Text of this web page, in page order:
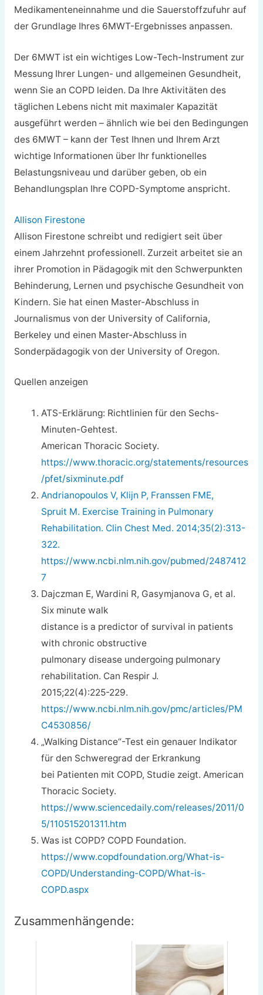
Medikamenteneinnahme und die Sauerstoffzufuhr auf
der Grundlage Ihres 6MWT-Ergebnisses anpassen.
Der 6MWT ist ein wichtiges Low-Tech-Instrument zur
Messung Ihrer Lungen- und allgemeinen Gesundheit,
wenn Sie an COPD leiden. Da Ihre Aktivitäten des
täglichen Lebens nicht mit maximaler Kapazität
ausgeführt werden – ähnlich wie bei den Bedingungen
des 6MWT – kann der Test Ihnen und Ihrem Arzt
wichtige Informationen über Ihr funktionelles
Belastungsniveau und darüber geben, ob ein
Behandlungsplan Ihre COPD-Symptome anspricht.
Allison Firestone
Allison Firestone schreibt und redigiert seit über
einem Jahrzehnt professionell. Zurzeit arbeitet sie an
ihrer Promotion in Pädagogik mit den Schwerpunkten
Behinderung, Lernen und psychische Gesundheit von
Kindern. Sie hat einen Master-Abschluss in
Journalismus von der University of California,
Berkeley und einen Master-Abschluss in
Sonderpädagogik von der University of Oregon.
Quellen anzeigen
ATS-Erklärung: Richtlinien für den Sechs-
Minuten-Gehtest.
American Thoracic Society.
https://www.thoracic.org/statements/resources
/pfet/sixminute.pdf
Andrianopoulos V, Klijn P, Franssen FME,
Spruit M. Exercise Training in Pulmonary
Rehabilitation. Clin Chest Med. 2014;35(2):313-
322.
https://www.ncbi.nlm.nih.gov/pubmed/2487412
7
Dajczman E, Wardini R, Gasymjanova G, et al.
Six minute walk
distance is a predictor of survival in patients
with chronic obstructive
pulmonary disease undergoing pulmonary
rehabilitation. Can Respir J.
2015;22(4):225-229.
https://www.ncbi.nlm.nih.gov/pmc/articles/PM
C4530856/
„Walking Distance“-Test ein genauer Indikator
für den Schweregrad der Erkrankung
bei Patienten mit COPD, Studie zeigt. American
Thoracic Society.
https://www.sciencedaily.com/releases/2011/0
5/110515201311.htm
Was ist COPD? COPD Foundation.
https://www.copdfoundation.org/What-is-
COPD/Understanding-COPD/What-is-
COPD.aspx
Zusammenhängende: